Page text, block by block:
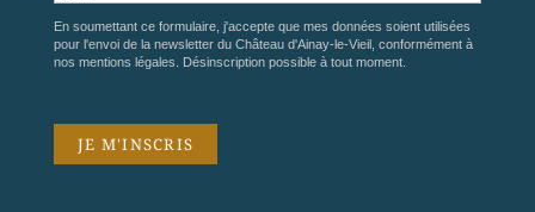
En soumettant ce formulaire, j'accepte que mes données soient utilisées
pour l'envoi de la newsletter du Château d'Ainay-le-Vieil, conformément à
nos mentions légales . Désinscription possible à tout moment.